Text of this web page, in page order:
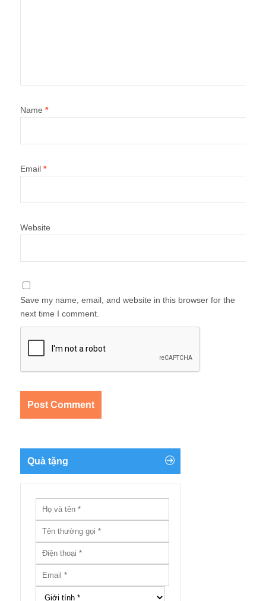
Name *
Email *
Website
Save my name, email, and website in this browser for the
next time I comment.
Quà tặng